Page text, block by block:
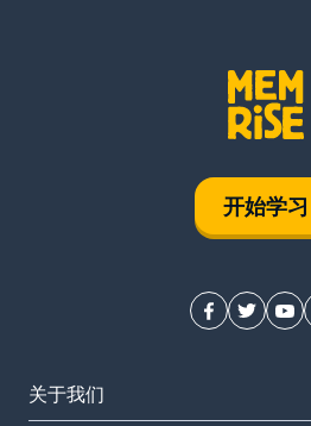
开始学习
关于我们